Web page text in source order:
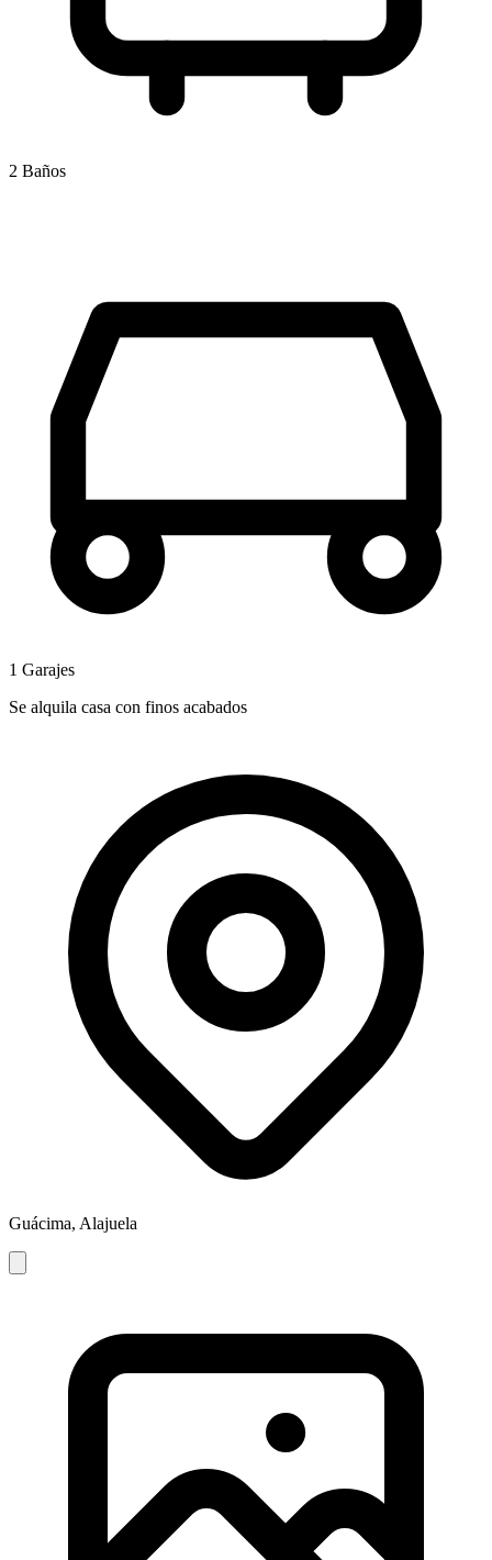
2 Baños
1 Garajes
Se alquila casa con finos acabados
Guácima, Alajuela